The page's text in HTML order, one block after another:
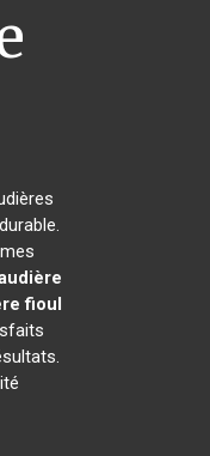
fioul